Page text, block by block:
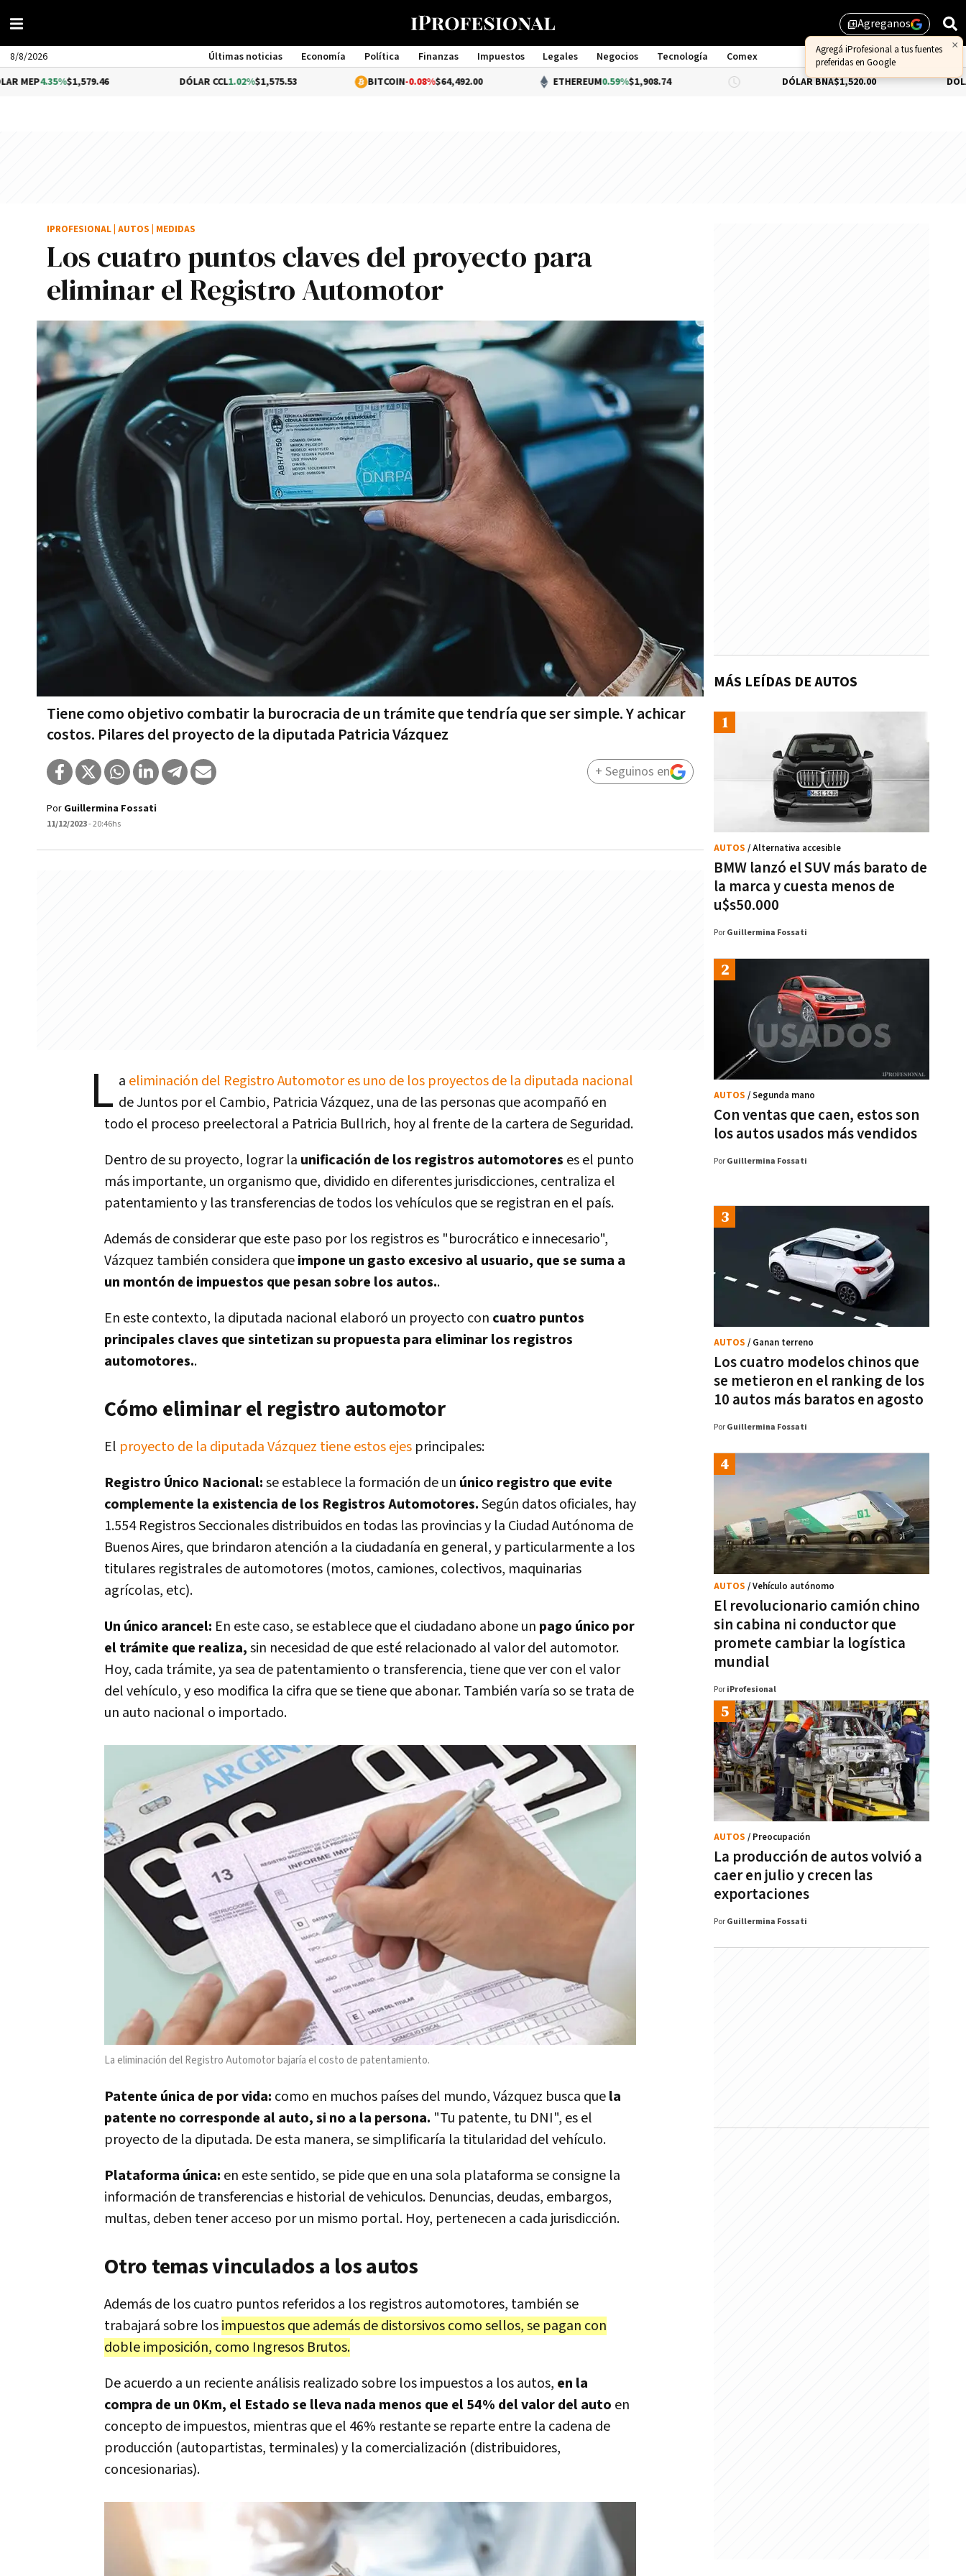
library_addAgreganos
×
Agregá iProfesional a tus fuentes
preferidas en Google
8/8/2026 Últimas noticias Economía Política Finanzas Impuestos Legales Negocios Tecnología
Comex
Management
$1,579.46 1.02%$1,575.53 -0.08%$64,492.00 ETHEREUM0.59%$1,908.74 DÓLAR BNA $1,520.00 DÓLAR BLUE-
Los cuatro puntos claves del proyecto para
eliminar el Registro Automotor
Tiene como objetivo combatir la burocracia de un trámite que tendría que ser simple. Y achicar
costos. Pilares del proyecto de la diputada Patricia Vázquez
IPROFESIONAL AUTOS MEDIDAS
Por Guillermina Fossati
11/12/2023- 20:46hs
+ Seguinos en
L a eliminación del Registro Automotor es uno de los proyectos de la diputada nacional
de Juntos por el Cambio, Patricia Vázquez, una de las personas que acompañó en
todo el proceso preelectoral a Patricia Bullrich, hoy al frente de la cartera de Seguridad.
Dentro de su proyecto, lograr la unificación de los registros automotores es el punto
más importante, un organismo que, dividido en diferentes jurisdicciones, centraliza el
patentamiento y las transferencias de todos los vehículos que se registran en el país.
Además de considerar que este paso por los registros es "burocrático e innecesario",
Vázquez también considera queimpone un gasto excesivo al usuario, que se suma a
un montón de impuestos que pesan sobre los autos..
En este contexto, la diputada nacional elaboró un proyecto con cuatro puntos
principales claves que sintetizan su propuesta para eliminar los registros
automotores..
Cómo eliminar el registro automotor
El proyecto de la diputada Vázquez tiene estos ejes principales:
Registro Único Nacional:se establece la formación de un único registro que evite
complemente la existencia de los Registros Automotores.Según datos oficiales, hay
1.554 Registros Seccionales distribuidos en todas las provincias y la Ciudad Autónoma de
Buenos Aires, que brindaron atención a la ciudadanía en general, y particularmente a los
titulares registrales de automotores (motos, camiones, colectivos, maquinarias
agrícolas, etc).
Un único arancel: En este caso, se establece que el ciudadano abone un pago único por
el trámite que realiza,sin necesidad de que esté relacionado al valor del automotor.
Hoy, cada trámite, ya sea de patentamiento o transferencia, tiene que ver con el valor
del vehículo, y eso modifica la cifra que se tiene que abonar. También varía so se trata de
un auto nacional o importado.
La eliminación del Registro Automotor bajaría el costo de patentamiento.
Patente única de por vida: como en muchos países del mundo, Vázquez busca quela
patente no corresponde al auto, si no a la persona. "Tu patente, tu DNI", es el
proyecto de la diputada. De esta manera, se simplificaría la titularidad del vehículo.
Plataforma única: en este sentido, se pide que en una sola plataforma se consigne la
información de transferencias e historial de vehiculos. Denuncias, deudas, embargos,
multas, deben tener acceso por un mismo portal. Hoy, pertenecen a cada jurisdicción.
Otro temas vinculados a los autos
Además de los cuatro puntos referidos a los registros automotores, también se
trabajará sobre losimpuestos que además de distorsivos como sellos, se pagan con
doble imposición, como Ingresos Brutos.
De acuerdo a un reciente análisis realizado sobre los impuestos a los autos, en la
compra de un 0Km, el Estado se lleva nada menos que el 54% del valor del auto en
concepto de impuestos, mientras que el 46% restante se reparte entre la cadena de
producción (autopartistas, terminales) y la comercialización (distribuidores,
concesionarias).
MÁS LEÍDAS DE AUTOS
BMW lanzó el SUV más barato de
la marca y cuesta menos de
u$s50.000
AUTOS / Alternativa accesible
Por Guillermina Fossati
Con ventas que caen, estos son
los autos usados más vendidos
AUTOS / Segunda mano
Por Guillermina Fossati
Los cuatro modelos chinos que
se metieron en el ranking de los
10 autos más baratos en agosto
AUTOS / Ganan terreno
Por Guillermina Fossati
El revolucionario camión chino
sin cabina ni conductor que
promete cambiar la logística
mundial
AUTOS / Vehículo autónomo
Por iProfesional
La producción de autos volvió a
caer en julio y crecen las
exportaciones
AUTOS / Preocupación
Por Guillermina Fossati